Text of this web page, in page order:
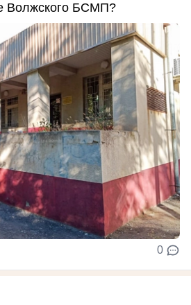
Волжского БСМП?
0